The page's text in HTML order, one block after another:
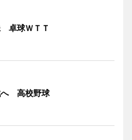
卓球ＷＴＴ
へ 高校野球